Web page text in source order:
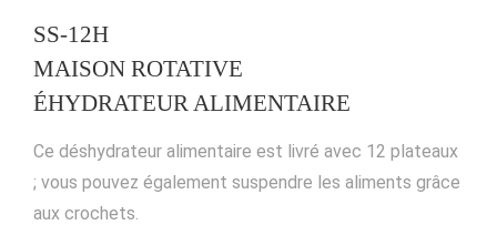
SS-12H
MAISON ROTATIVE
ÉHYDRATEUR ALIMENTAIRE
Ce déshydrateur alimentaire est livré avec 12 plateaux
; vous pouvez également suspendre les aliments grâce
aux crochets.